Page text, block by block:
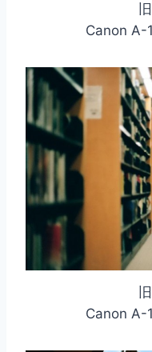
Canon A-
Canon A-